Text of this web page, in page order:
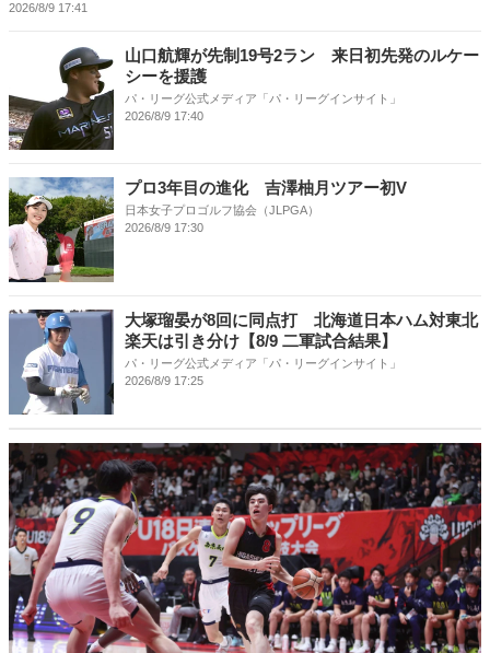
2026/8/9 17:41
山口航輝が先制19号2ラン 来日初先発のルケー
シーを援護
パ・リーグ公式メディア「パ・リーグインサイト」
2026/8/9 17:40
プロ3年目の進化 吉澤柚月ツアー初V
日本女子プロゴルフ協会（JLPGA）
2026/8/9 17:30
大塚瑠晏が8回に同点打 北海道日本ハム対東北
楽天は引き分け【8/9 二軍試合結果】
パ・リーグ公式メディア「パ・リーグインサイト」
2026/8/9 17:25